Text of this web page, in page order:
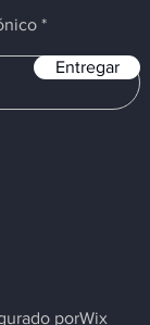
Entregar
porWix